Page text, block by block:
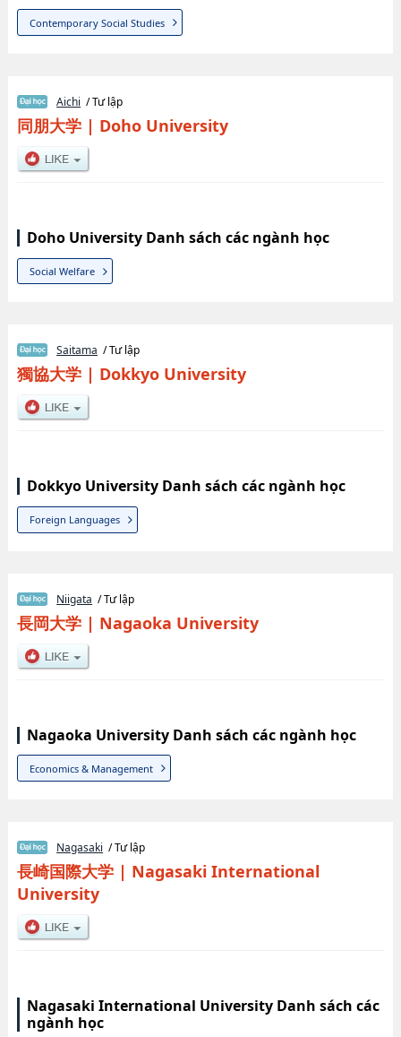
Contemporary Social Studies
Aichi / Tư lập
同朋大学| Doho University
Doho University Danh sách các ngành học
Social Welfare
Saitama / Tư lập
獨協大学| Dokkyo University
Dokkyo University Danh sách các ngành học
Foreign Languages
Niigata / Tư lập
長岡大学| Nagaoka University
Nagaoka University Danh sách các ngành học
Economics & Management
Nagasaki / Tư lập
長崎国際大学| Nagasaki International
University
Nagasaki International University Danh sách các
ngành học